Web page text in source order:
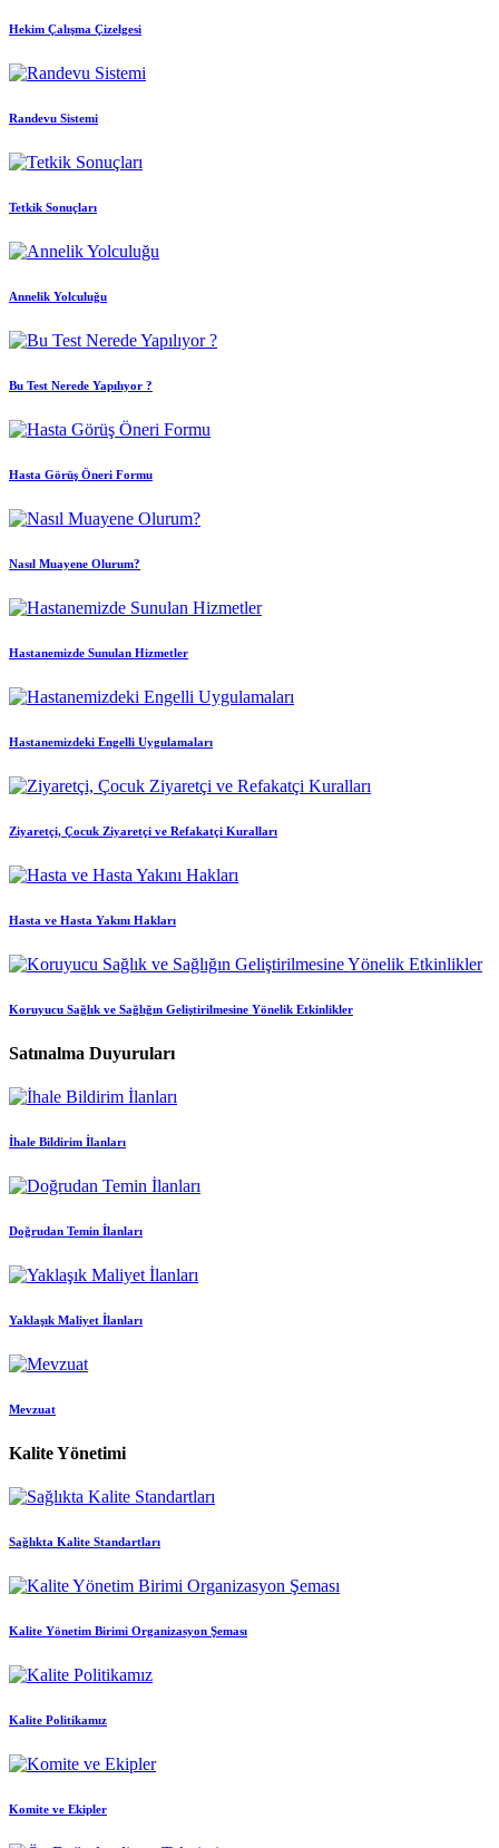
Hekim Çalışma Çizelgesi
Randevu Sistemi
Tetkik Sonuçları
Annelik Yolculuğu
Bu Test Nerede Yapılıyor ?
Hasta Görüş Öneri Formu
Nasıl Muayene Olurum?
Hastanemizde Sunulan Hizmetler
Hastanemizdeki Engelli Uygulamaları
Ziyaretçi, Çocuk Ziyaretçi ve Refakatçi Kuralları
Hasta ve Hasta Yakını Hakları
Koruyucu Sağlık ve Sağlığın Geliştirilmesine Yönelik Etkinlikler
Satınalma Duyuruları
İhale Bildirim İlanları
Doğrudan Temin İlanları
Yaklaşık Maliyet İlanları
Mevzuat
Kalite Yönetimi
Sağlıkta Kalite Standartları
Kalite Yönetim Birimi Organizasyon Şeması
Kalite Politikamız
Komite ve Ekipler